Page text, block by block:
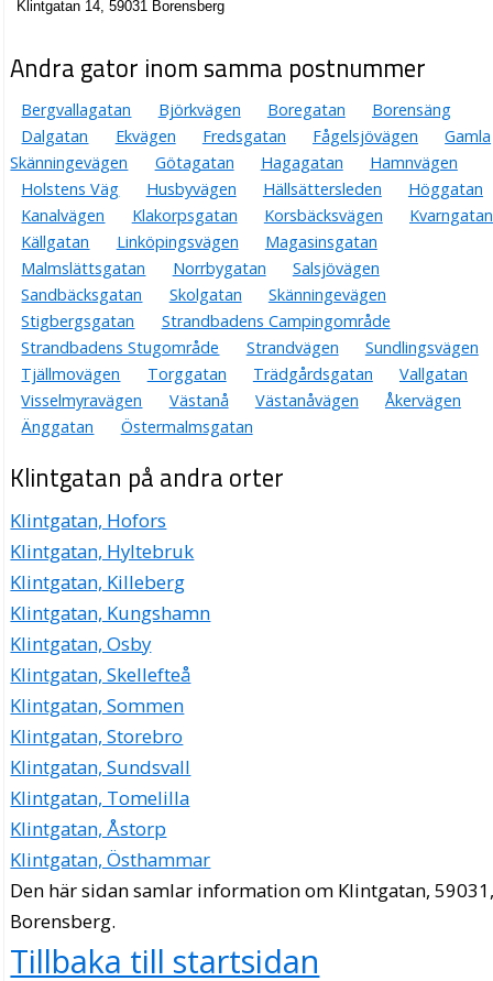
Klintgatan 14, 59031 Borensberg
Andra gator inom samma postnummer
Bergvallagatan Björkvägen Boregatan
Borensäng
Dalgatan
Ekvägen Fredsgatan Fågelsjövägen
Gamla
Skänningevägen
Götagatan Hagagatan
Hamnvägen
Holstens Väg
Husbyvägen Hällsättersleden
Höggatan
Kanalvägen
Klakorpsgatan Korsbäcksvägen
Kvarngatan
Källgatan
Linköpingsvägen
Magasinsgatan
Malmslättsgatan
Norrbygatan
Salsjövägen
Sandbäcksgatan
Skolgatan
Skänningevägen
Stigbergsgatan
Strandbadens Campingområde
Strandbadens Stugområde
Strandvägen
Sundlingsvägen
Tjällmovägen
Torggatan Trädgårdsgatan
Vallgatan
Visselmyravägen
Västanå Västanåvägen
Åkervägen
Änggatan
Östermalmsgatan
Klintgatan på andra orter
Klintgatan, Hofors
Klintgatan, Hyltebruk
Klintgatan, Killeberg
Klintgatan, Kungshamn
Klintgatan, Osby
Klintgatan, Skellefteå
Klintgatan, Sommen
Klintgatan, Storebro
Klintgatan, Sundsvall
Klintgatan, Tomelilla
Klintgatan, Åstorp
Klintgatan, Östhammar
Den här sidan samlar information om Klintgatan,
Borensberg.
Tillbaka till startsidan